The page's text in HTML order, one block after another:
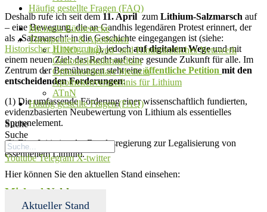
Häufig gestellte Fragen (FAQ)
Michaels Bücherecke
Therapeuten & Apotheken
JUNO – Jugend- und Kinderärztliches Netzwerk
Orthomolekularmedizin
Orthomolekulare Medizin
Apothekenverzeichnis für Lithium
ATnN
Häufig gestellte Fragen (FAQ)
Suche
Suche
Youtube Telegram X-twitter
Michael Nehls
Deshalb rufe ich seit dem 11. April zum Lithium-Salzmarsch auf
– eine Bewegung, die an Gandhis legendären Protest erinnert, der
als „Salzmarsch“ in die Geschichte eingegangen ist (siehe:
Historischer Hintergrund), jedochauf digitalem Wegeund mit
einem neuen Ziel: das Recht auf eine gesunde Zukunft für alle. Im
Zentrum der Bemühungen steht eineöffentliche Petition mit den
entscheidenden Forderungen:
(1) Die umfassende Förderung einer wissenschaftlich fundierten,
evidenzbasierten Neubewertung von Lithium als essentielles
Spurenelement.
(2) Eine Initiative der Bundesregierung zur Legalisierung von
essentiellem Lithium.
Hier können Sie den aktuellen Stand einsehen:
Aktueller Stand